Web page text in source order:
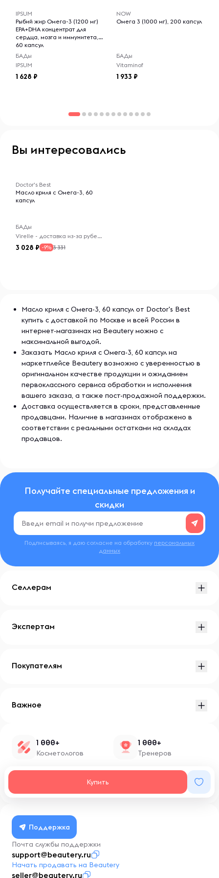
Предупреждения
Проконсультируйтесь с врачом перед использованием
этого продукта, если вы беременны, кормите грудью или
принимаете антикоагулянты.
Хранить в сухом и прохладном месте.
IPSUM
Рыбий жир Омега-3 (1200 мг)
EPA+DHA концентрат для
сердца, мозга и иммунитета,
60 капсул
БАДы
IPSUM
1 628
NOW
Омега 3 (1000 мг), 200 капсул
БАДы
Vitaminof
1 933
Вы интересовались
Doctor's Best
Масло криля с Омега-3, 60
капсул
БАДы
Virelle - доставка из-за рубежа
3 028 -9% 3 331
Масло криля с Омега-3, 60 капсул от Doctor's Best
купить с доставкой по Москве и всей России в
интернет-магазинах на Beautery можно с
максимальной выгодой.
Заказать Масло криля с Омега-3, 60 капсул на
маркетплейсе Beautery возможно с уверенностью в
оригинальном качестве продукции и ожиданием
первоклассного сервиса обработки и исполнения
вашего заказа, а также пост-продажной поддержки.
Доставка осуществляется в сроки, представленные
продавцами. Наличие в магазинах отображено в
соответствии с реальными остатками на складах
продавцов.
Получайте специальные предложения и
скидки
Подписываясь, я даю согласие на обработку персональных
данных
Купить
Селлерам
Экспертам
Покупателям
Важное
1 000+
Косметологов
1 000+
Тренеров
Нутрициологов
Поддержка
Почта службы поддержки
support@beautery.ru
Начать продавать на Beautery
seller@beautery.ru